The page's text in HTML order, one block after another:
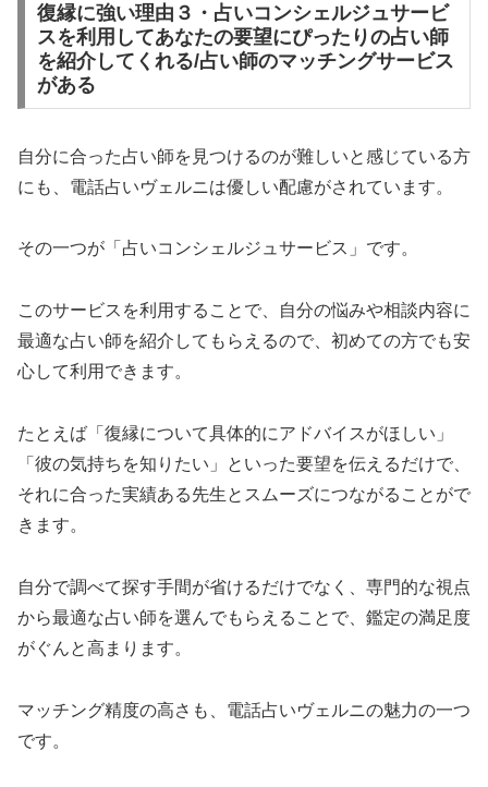
復縁に強い理由３・占いコンシェルジュサービ
スを利用してあなたの要望にぴったりの占い師
を紹介してくれる/占い師のマッチングサービス
がある
自分に合った占い師を見つけるのが難しいと感じている方
にも、電話占いヴェルニは優しい配慮がされています。
その一つが「占いコンシェルジュサービス」です。
このサービスを利用することで、自分の悩みや相談内容に
最適な占い師を紹介してもらえるので、初めての方でも安
心して利用できます。
たとえば「復縁について具体的にアドバイスがほしい」
「彼の気持ちを知りたい」といった要望を伝えるだけで、
それに合った実績ある先生とスムーズにつながることがで
きます。
自分で調べて探す手間が省けるだけでなく、専門的な視点
から最適な占い師を選んでもらえることで、鑑定の満足度
がぐんと高まります。
マッチング精度の高さも、電話占いヴェルニの魅力の一つ
です。